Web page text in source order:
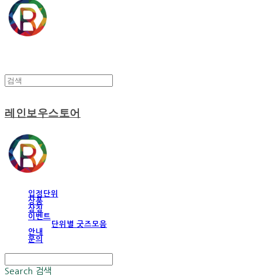
레인보우스토어
입점단위
상품
상징
이벤트
단위별 굿즈모음
안내
문의
Search 검색